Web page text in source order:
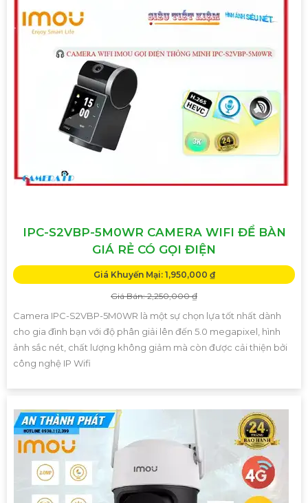
IPC-S2VBP-5M0WR CAMERA WIFI ĐỂ BÀN
GIÁ RẺ CÓ GỌI ĐIỆN
Giá Khuyến Mại: 1,950,000 ₫
Giá Bán: 2,250,000 ₫
Camera IPC-S2VBP-5M0WR là một sự chọn lựa tốt nhất dành
cho gia đình bạn với độ phân giải lên đến 5.0 megapixel, hình
ảnh sắc nét, chất lượng không giảm mà còn được cải thiện bởi
công nghệ IP Wifi